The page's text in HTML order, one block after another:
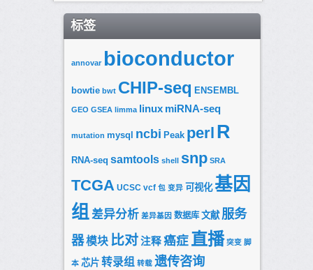
标签
annovar bioconductor
bowtie bwt CHIP-seq ENSEMBL
GEO GSEA limma linux miRNA-seq
mutation mysql ncbi Peak perl R
RNA-seq samtools shell snp SRA
TCGA UCSC vcf 包 变异 可视化 基因
组 差异分析 差异基因 数据库 文献 服务
器模块 比对注释癌症 直播 突变 脚
本 芯片 转录组 转载 遗传咨询